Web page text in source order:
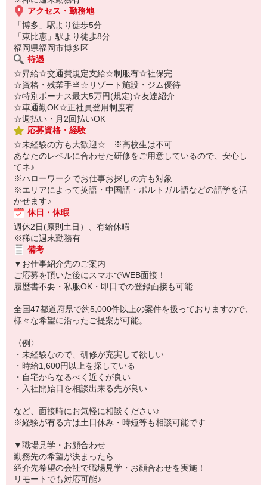
アクセス・勤務地
「博多」駅より徒歩5分
「東比恵」駅より徒歩8分
福岡県福岡市博多区
待遇
☆昇給☆交通費規定支給☆制服有☆社保完
☆資格・残業手当☆リゾート施設・ジム優待
☆特別ボーナス最大5万円(規定)☆友達紹介
☆車通勤OK☆正社員登用制度有
☆週払い・月2回払いOK
応募資格・経験
☆未経験の方も大歓迎☆ ※高校生は不可
あなたのレベルに合わせた研修をご用意しているので、安心し
てネ♪
※ハローワークでお仕事お探しの方も対象
※エリアによって英語・中国語・ポルトガル語などの語学を活
かせます♪
休日・休暇
週休2日(原則土日）、有給休暇
※稀に週末勤務有
備考
▼お仕事紹介先のご案内
ご応募を頂いた後にスマホでWEB面接！
履歴書不要・私服OK・即日での登録面接も可能
全国47都道府県で約5,000件以上の案件を扱っておりますので、
様々な希望に沿ったご提案が可能。
〈例〉
・未経験なので、研修が充実して欲しい
・時給1,600円以上を探している
・自宅からなるべく近くが良い
・入社開始日を相談出来る先が良い
など、面接時にお気軽に相談ください♪
※経験が有る方は土日休み・時短等も相談可能です
▼職場見学・お顔合わせ
勤務先の希望が決まったら
紹介先希望の会社で職場見学・お顔合わせを実施！
リモートでも対応可能♪